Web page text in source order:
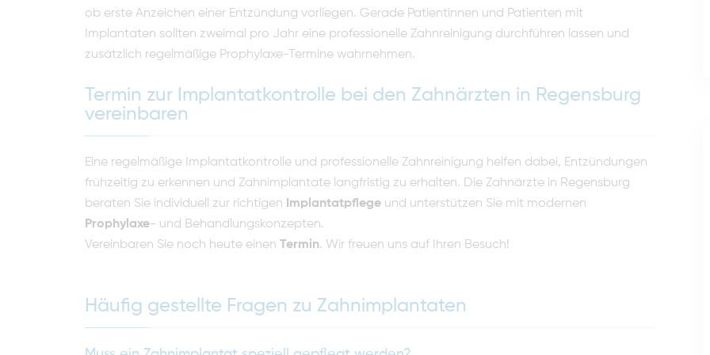
ob erste Anzeichen einer Entzündung vorliegen. Gerade Patientinnen und Patienten mit
Implantaten sollten zweimal pro Jahr eine professionelle Zahnreinigung durchführen lassen und
zusätzlich regelmäßige Prophylaxe-Termine wahrnehmen.
Termin zur Implantatkontrolle bei den Zahnärzten in Regensburg
vereinbaren
Eine regelmäßige Implantatkontrolle und professionelle Zahnreinigung helfen dabei, Entzündungen
frühzeitig zu erkennen und Zahnimplantate langfristig zu erhalten. Die Zahnärzte in Regensburg
beraten Sie individuell zur richtigen
Implantatpflege und unterstützen Sie mit modernen
Prophylaxe- und Behandlungskonzepten.
Vereinbaren Sie noch heute einen Termin. Wir freuen uns auf Ihren Besuch!
Häufig gestellte Fragen zu Zahnimplantaten